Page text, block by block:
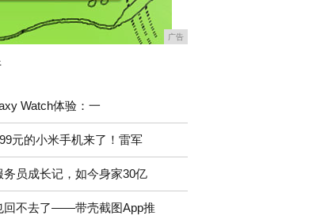
广告
Watch体验：一
元的小米手机来了！雷军
务员成长记，如今身家30亿
回不去了——带壳截图App推